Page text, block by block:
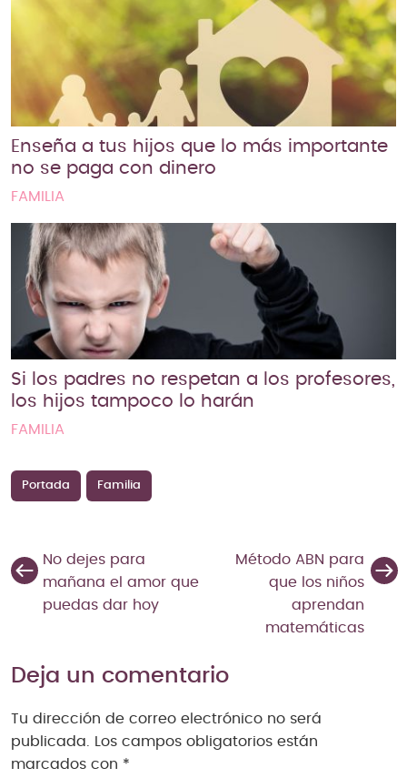
Enseña a tus hijos que lo más importante
no se paga con dinero
FAMILIA
Si los padres no respetan a los profesores,
los hijos tampoco lo harán
FAMILIA
Portada Familia
No dejes para
mañana el amor que
puedas dar hoy
Método ABN para
que los niños
aprendan
matemáticas
Deja un comentario
Tu dirección de correo electrónico no será
publicada. Los campos obligatorios están
marcados con *